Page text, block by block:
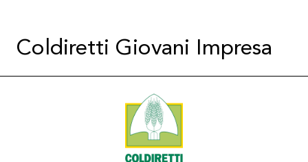
Coldiretti Giovani Impresa